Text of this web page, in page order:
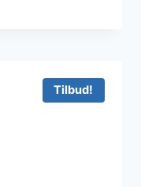
Tilbud!